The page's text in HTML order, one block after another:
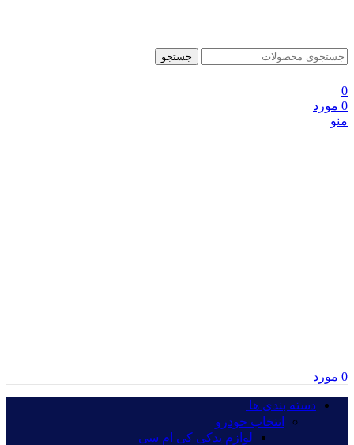
جستجو
0
0 مورد
منو
0 مورد
دسته بندی ها‏‏‎ ‎
انتخاب خودرو
لوازم یدکی کی ام سی